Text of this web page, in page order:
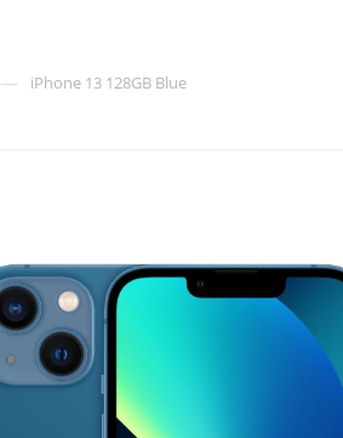
— iPhone 13 128GB Blue